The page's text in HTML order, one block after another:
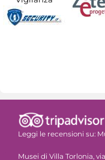
Leggi le recensioni su:
Musei di Villa Torlonia,